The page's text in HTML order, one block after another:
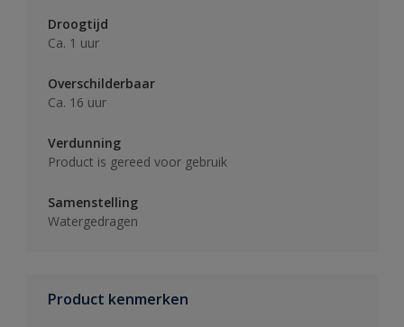
Droogtijd
Ca. 1 uur
Overschilderbaar
Ca. 16 uur
Verdunning
Product is gereed voor gebruik
Samenstelling
Watergedragen
Product kenmerken